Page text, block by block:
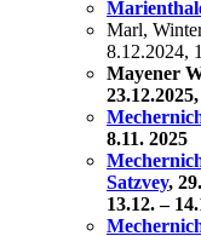
Marl,
8.12.2024,
Mayener
8.11. 2025
Satzvey,
13.12. –